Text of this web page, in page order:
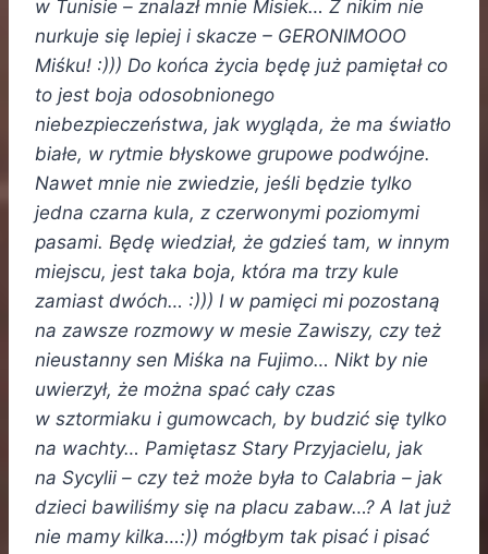
w Tunisie – znalazł mnie Misiek… Z nikim nie
nurkuje się lepiej i skacze – GERONIMOOO
Miśku! :))) Do końca życia będę już pamiętał co
to jest boja odosobnionego
niebezpieczeństwa, jak wygląda, że ma światło
białe, w rytmie błyskowe grupowe podwójne.
Nawet mnie nie zwiedzie, jeśli będzie tylko
jedna czarna kula, z czerwonymi poziomymi
pasami. Będę wiedział, że gdzieś tam, w innym
miejscu, jest taka boja, która ma trzy kule
zamiast dwóch… :))) I w pamięci mi pozostaną
na zawsze rozmowy w mesie Zawiszy, czy też
nieustanny sen Miśka na Fujimo… Nikt by nie
uwierzył, że można spać cały czas
w sztormiaku i gumowcach, by budzić się tylko
na wachty… Pamiętasz Stary Przyjacielu, jak
na Sycylii – czy też może była to Calabria – jak
dzieci bawiliśmy się na placu zabaw…? A lat już
nie mamy kilka…:)) mógłbym tak pisać i pisać